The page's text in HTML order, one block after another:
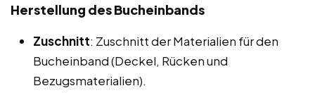
Herstellung des Bucheinbands
Zuschnitt: Zuschnitt der Materialien für den
Bucheinband (Deckel, Rücken und
Bezugsmaterialien).